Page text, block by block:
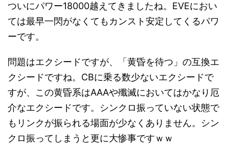
ついにパワー18000越えてきましたね。EVEにおい
ては最早一閃がなくてもカンスト安定してくるパワ
ーです。
問題はエクシードですが、「黄昏を待つ」の互換エ
クシードですね。CBに乗る数少ないエクシードで
すが、この黄昏系はAAAや殲滅においてはかなり厄
介なエクシードです。シンクロ振っていない状態で
もリンクが振られる場面が少なくありません。シン
クロ振ってしまうと更に大惨事ですｗｗ